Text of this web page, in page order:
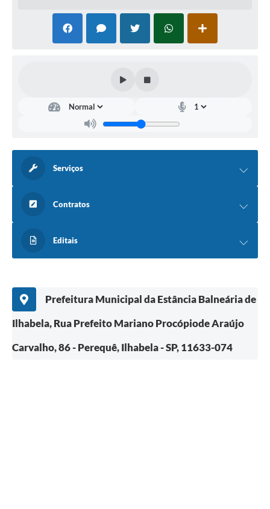
Serviços
Contratos
Editais
Prefeitura Municipal da Estância Balneária de
Ilhabela, Rua Prefeito Mariano Procópiode Araújo
Carvalho, 86 - Perequê, Ilhabela - SP, 11633-074